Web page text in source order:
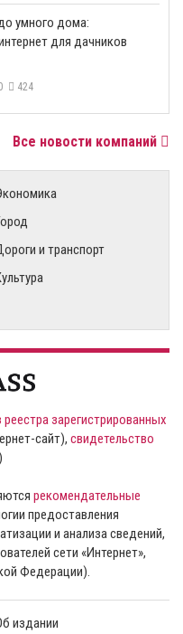
умного дома:
для дачников
424
Все новости компаний
и транспорт
зарегистрированных
сайт), свидетельство
рекомендательные
предоставления
и анализа сведений,
сети «Интернет»,
Федерации).
издании